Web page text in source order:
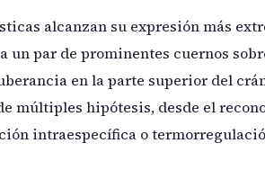
alcanzan su expresión más
un par de prominentes cuernos
en la parte superior del
múltiples hipótesis, desde el
intraespecífica o